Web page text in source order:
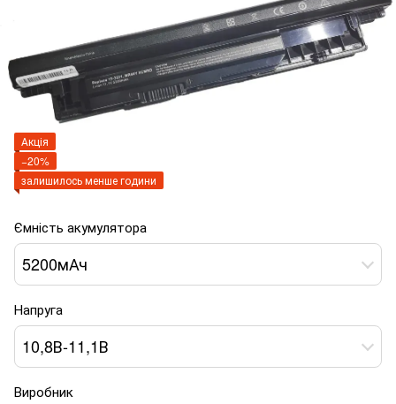
Акція
−20%
залишилось менше години
Ємність акумулятора
5200мАч
Напруга
10,8В-11,1В
Виробник